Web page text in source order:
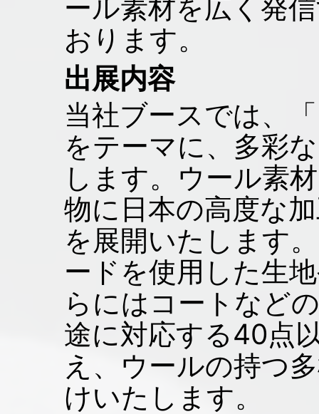
ール素材を広く発
おります。
出展内容
当社ブースでは、
をテーマに、多彩
します。ウール素
物に日本の高度な
を展開いたします
ードを使用した生
らにはコートなど
途に対応する40点
え、ウールの持つ
けいたします。